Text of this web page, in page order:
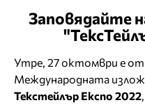
Заповядайте
Утре, 27 октомври е
Международната
Текстейлър Експо 2022